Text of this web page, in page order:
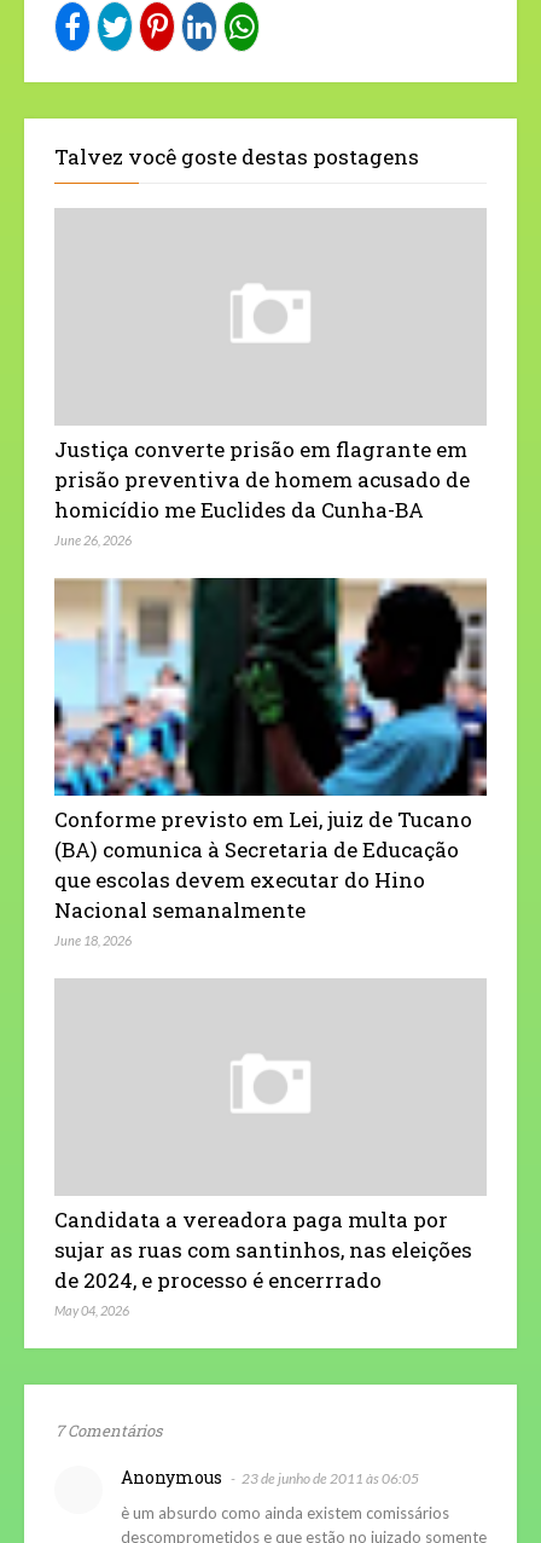
Talvez você goste destas postagens
Justiça converte prisão em flagrante em
prisão preventiva de homem acusado de
homicídio me Euclides da Cunha-BA
June 26, 2026
Conforme previsto em Lei, juiz de Tucano
(BA) comunica à Secretaria de Educação
que escolas devem executar do Hino
Nacional semanalmente
June 18, 2026
Candidata a vereadora paga multa por
sujar as ruas com santinhos, nas eleições
de 2024, e processo é encerrrado
May 04, 2026
7 Comentários
Anonymous 23 de junho de 2011 às 06:05
è um absurdo como ainda existem comissários
descomprometidos e que estão no juizado somente